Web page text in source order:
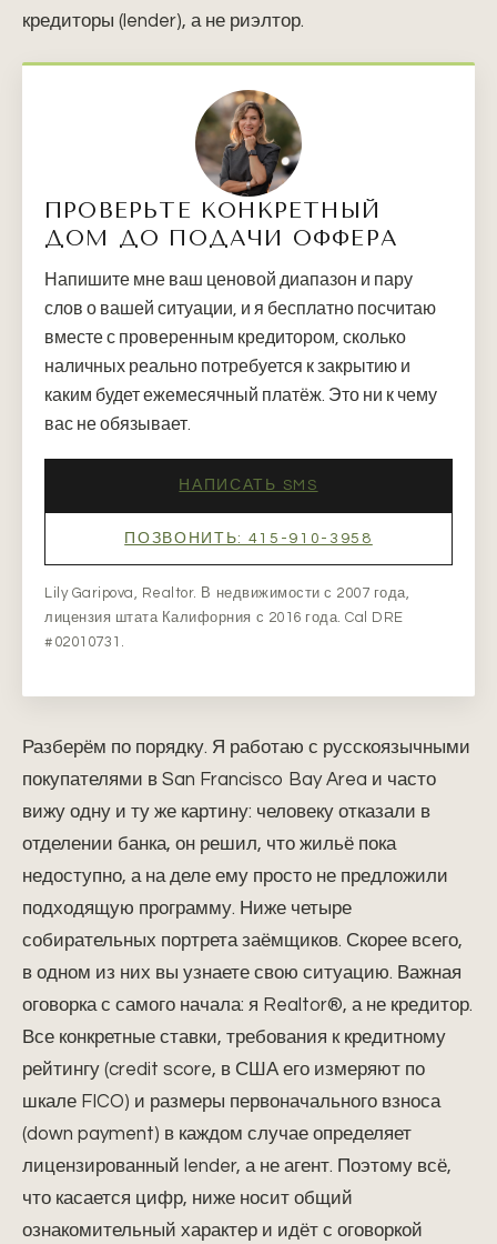
кредиторы (lender), а не риэлтор.
ПРОВЕРЬТЕ КОНКРЕТНЫЙ
ДОМ ДО ПОДАЧИ ОФФЕРА
Напишите мне ваш ценовой диапазон и пару
слов о вашей ситуации, и я бесплатно посчитаю
вместе с проверенным кредитором, сколько
наличных реально потребуется к закрытию и
каким будет ежемесячный платёж. Это ни к чему
вас не обязывает.
НАПИСАТЬ SMS
ПОЗВОНИТЬ: 415-910-3958
Lily Garipova, Realtor. В недвижимости с 2007 года,
лицензия штата Калифорния с 2016 года. Cal DRE
#02010731.
Разберём по порядку. Я работаю с русскоязычными
покупателями в San Francisco Bay Area и часто
вижу одну и ту же картину: человеку отказали в
отделении банка, он решил, что жильё пока
недоступно, а на деле ему просто не предложили
подходящую программу. Ниже четыре
собирательных портрета заёмщиков. Скорее всего,
в одном из них вы узнаете свою ситуацию. Важная
оговорка с самого начала: я Realtor®, а не кредитор.
Все конкретные ставки, требования к кредитному
рейтингу (credit score, в США его измеряют по
шкале FICO) и размеры первоначального взноса
(down payment) в каждом случае определяет
лицензированный lender, а не агент. Поэтому всё,
что касается цифр, ниже носит общий
ознакомительный характер и идёт с оговоркой